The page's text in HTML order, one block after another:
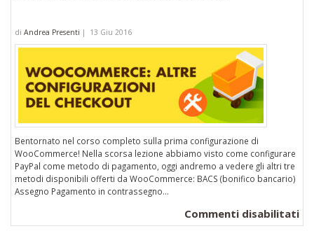
di Andrea Presenti | 13 Giu 2016
Bentornato nel corso completo sulla prima configurazione di
WooCommerce! Nella scorsa lezione abbiamo visto come configurare
PayPal come metodo di pagamento, oggi andremo a vedere gli altri tre
metodi disponibili offerti da WooCommerce: BACS (bonifico bancario)
Assegno Pagamento in contrassegno...
Commenti disabilitatisu